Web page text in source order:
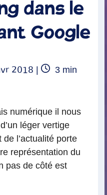
dans le
Google
2018
Temps
3min
numérique il nous
léger vertige
l’actualité porte
représentation du
pas de côté est